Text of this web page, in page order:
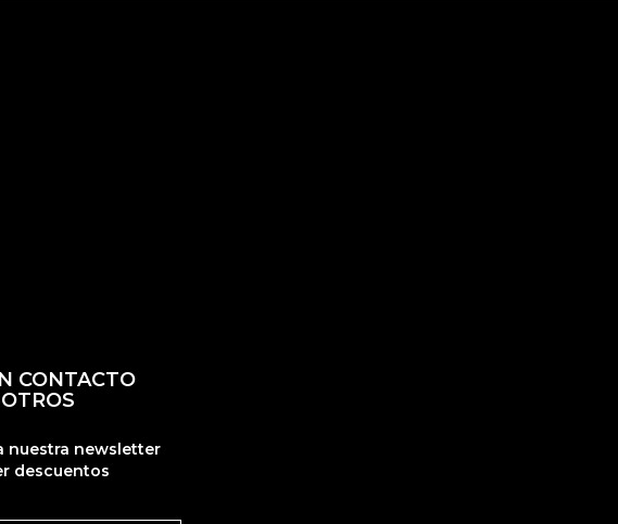
CONTACTO
nuestra newsletter
descuentos